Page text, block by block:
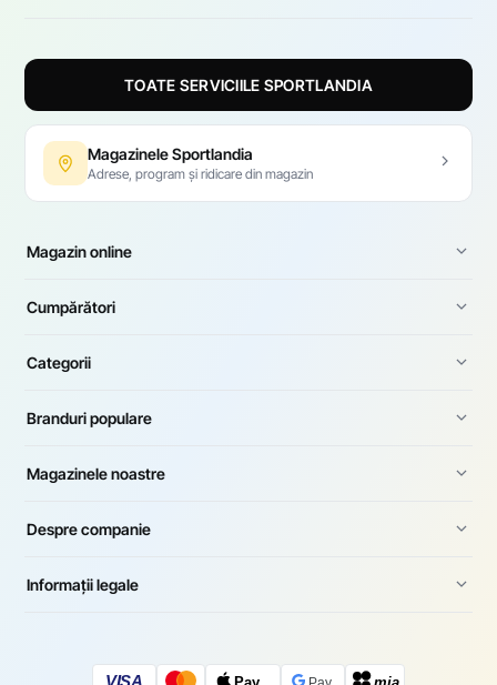
TOATE SERVICIILE SPORTLANDIA
Magazinele Sportlandia
Adrese, program și ridicare din magazin
Magazin online
Cumpărători
Categorii
Branduri populare
Magazinele noastre
Despre companie
Informații legale
VISA